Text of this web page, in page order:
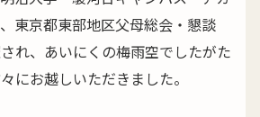
東京都東部地区父母総会・懇談
れ、あいにくの梅雨空でしたがた
にお越しいただきました。